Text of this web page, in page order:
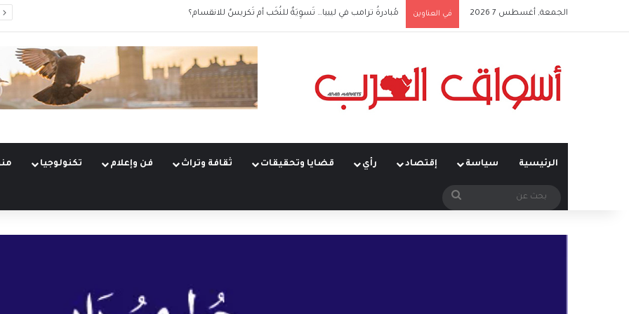
الجمعة, أغسطس 7 2026 في العناوين مُبادرةُ ترامب في ليبيا… تَسوِيَةٌ للنُخَب أم تَكريسٌ للانقسام؟
الرئيسية سياسة إقتصاد رأي قضايا وتحقيقات ثقافة وتراث فن وإعلام تكنولوجيا
بحث